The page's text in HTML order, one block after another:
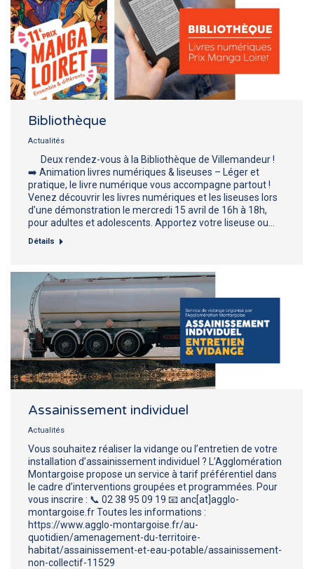
Bibliothèque
Actualités
Deux rendez-vous à la Bibliothèque de Villemandeur !
➡️ Animation livres numériques & liseuses – Léger et
pratique, le livre numérique vous accompagne partout !
Venez découvrir les livres numériques et les liseuses lors
d’une démonstration le mercredi 15 avril de 16h à 18h,
pour adultes et adolescents. Apportez votre liseuse ou…
Détails
Assainissement individuel
Actualités
Vous souhaitez réaliser la vidange ou l’entretien de votre
installation d’assainissement individuel ? L’Agglomération
Montargoise propose un service à tarif préférentiel dans
le cadre d’interventions groupées et programmées. Pour
vous inscrire : 📞 02 38 95 09 19 📧 anc[at]agglo-
montargoise.fr Toutes les informations :
https://www.agglo-montargoise.fr/au-
quotidien/amenagement-du-territoire-
habitat/assainissement-et-eau-potable/assainissement-
non-collectif-11529